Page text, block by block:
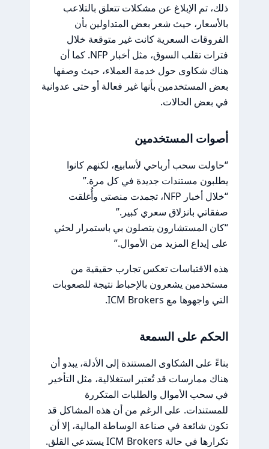
ذلك، تم الإبلاغ عن مشكلات تتعلق بالتلاعب
بالأسعار، حيث شعر بعض المتداولين بأن
الفروقات السعرية كانت غير متوقعة خلال
فترات تقلب السوق، مثل أخبار NFP. كما أن
هناك شكاوى حول خدمة العملاء، حيث وصفها
بعض المستخدمين بأنها غير فعالة أو حتى عدوانية
في بعض الحالات.
أصوات المستخدمين
“حاولت سحب أرباحي لأسابيع، لكنهم كانوا
يطلبون مستندات جديدة في كل مرة.”
“خلال أخبار NFP، تجمدت منصتي وأُغلقت
صفقاتي بانزلاق سعري كبير.”
“كان المستشارون يتصلون بي باستمرار لحثي
على إيداع المزيد من الأموال.”
هذه الاقتباسات تعكس تجارب حقيقية من
مستخدمين يشعرون بالإحباط نتيجة للصعوبات
التي واجهوها مع ICM Brokers.
الحكم على السمعة
بناءً على الشكاوى المستندة إلى الأدلة، يبدو أن
هناك ممارسات قد تُعتبر استغلالية، مثل التأخير
في سحب الأموال والطلبات المتكررة
للمستندات. على الرغم من أن هذه المشاكل قد
تكون شائعة في صناعة الوساطة المالية، إلا أن
تكرارها في حالة ICM Brokers يستدعي القلق.